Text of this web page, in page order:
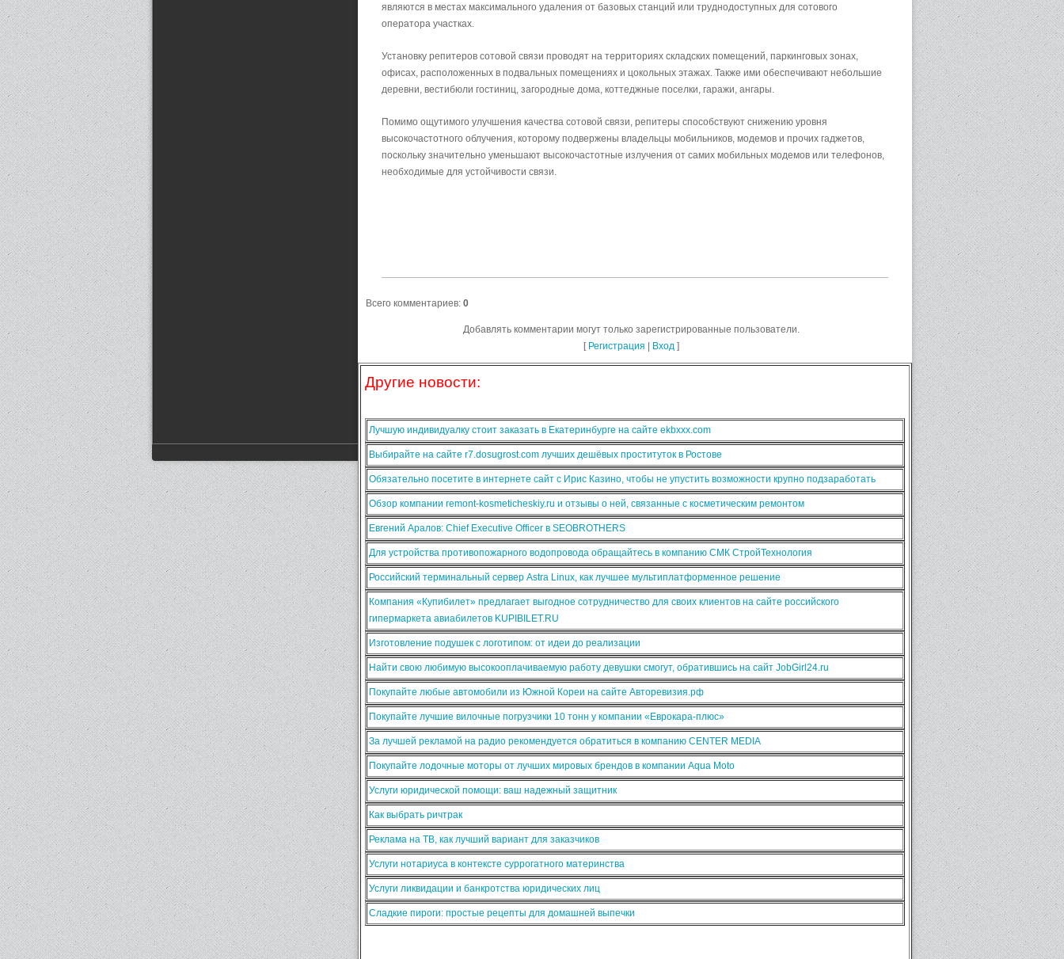
являются в местах максимального удаления от базовых станций или труднодоступных для сотового
оператора участках.
Установку репитеров сотовой связи проводят на территориях складских помещений, паркинговых зонах,
офисах, расположенных в подвальных помещениях и цокольных этажах. Также ими обеспечивают небольшие
деревни, вестибюли гостиниц, загородные дома, коттеджные поселки, гаражи, ангары.
Помимо ощутимого улучшения качества сотовой связи, репитеры способствуют снижению уровня
высокочастотного облучения, которому подвержены владельцы мобильников, модемов и прочих гаджетов,
поскольку значительно уменьшают высокочастотные излучения от самих мобильных модемов или телефонов,
необходимые для устойчивости связи.
Всего комментариев: 0
Добавлять комментарии могут только зарегистрированные пользователи.
[ Регистрация Вход]
Другие новости:
Лучшую индивидуалку стоит заказать в Екатеринбурге на сайте ekbxxx.com
Выбирайте на сайте r7.dosugrost.com лучших дешёвых проституток в Ростове
Обязательно посетите в интернете сайт с Ирис Казино, чтобы не упустить возможности крупно подзаработать
Обзор компании remont-kosmeticheskiy.ru и отзывы о ней, связанные с косметическим ремонтом
Евгений Аралов: Chief Executive Officer в SEOBROTHERS
Для устройства противопожарного водопровода обращайтесь в компанию СМК СтройТехнология
Российский терминальный сервер Astra Linux, как лучшее мультиплатформенное решение
Компания «Купибилет» предлагает выгодное сотрудничество для своих клиентов на сайте российского
гипермаркета авиабилетов KUPIBILET.RU
Изготовление подушек с логотипом: от идеи до реализации
Найти свою любимую высокооплачиваемую работу девушки смогут, обратившись на сайт JobGirl24.ru
Покупайте любые автомобили из Южной Кореи на сайте Авторевизия.рф
Покупайте лучшие вилочные погрузчики 10 тонн у компании «Еврокара-плюс»
За лучшей рекламой на радио рекомендуется обратиться в компанию CENTER MEDIA
Покупайте лодочные моторы от лучших мировых брендов в компании Aqua Moto
Услуги юридической помощи: ваш надежный защитник
Как выбрать ричтрак
Реклама на ТВ, как лучший вариант для заказчиков
Услуги нотариуса в контексте суррогатного материнства
Услуги ликвидации и банкротства юридических лиц
Сладкие пироги: простые рецепты для домашней выпечки